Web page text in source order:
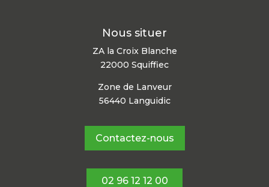
Nous situer
ZA la Croix Blanche
22000 Squiffiec
Zone de Lanveur
56440 Languidic
Contactez-nous
02 96 12 12 00